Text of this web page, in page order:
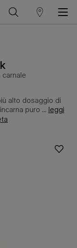
trova
alto dosaggio di
puro ... leggi